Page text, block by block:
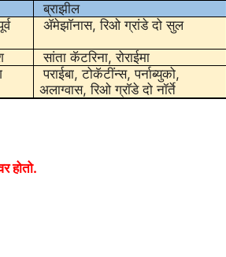
ब्राझील
ॲमेझाॅनास, रिओ ग्रांडे दो सुल
सांता कॅटरिना, रोराईमा
पराईबा, टोकॅटींन्स, पर्नाब्युको,
अलाग्वास, रिओ ग्राॅडे दो नॉर्ते
होतो.